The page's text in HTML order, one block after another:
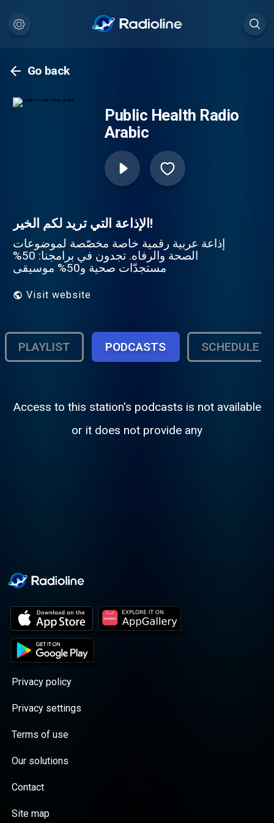
Go back
Public Health Radio
Arabic
الإذاعة التي تريد لكم الخير!
إذاعة عربية رقمية خاصة مخصّصة لموضوعات
الصحة والرفاه. تجدون في برامجنا: 50%
مستجدّات صحية و50% موسيقى
Visit website
PLAYLIST PODCASTS SCHEDULE
Access to this station's podcasts is not available
or it does not provide any
Privacy policy
Privacy settings
Terms of use
Our solutions
Contact
Site map